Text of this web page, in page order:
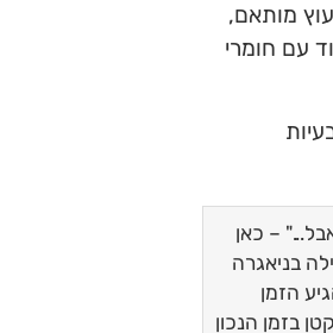
מותאם,
עם חומרי
– כאן
בניאגרה
הזמן
בזמן הנכון